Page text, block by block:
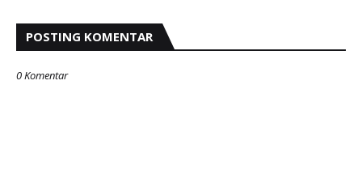
POSTING KOMENTAR
0 Komentar